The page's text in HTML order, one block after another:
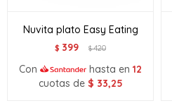
Nuvita plato Easy Eating
$ 399 $420
Con hasta en 12
cuotas de $ 33,25